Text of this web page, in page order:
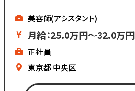
マーケティング会社出身の
2代目社長により
新しい集客方法や
時代に合わせた働き方へ
美容師(アシスタント)
月給：25.0万円～32.0万円
正社員
東京都 中央区